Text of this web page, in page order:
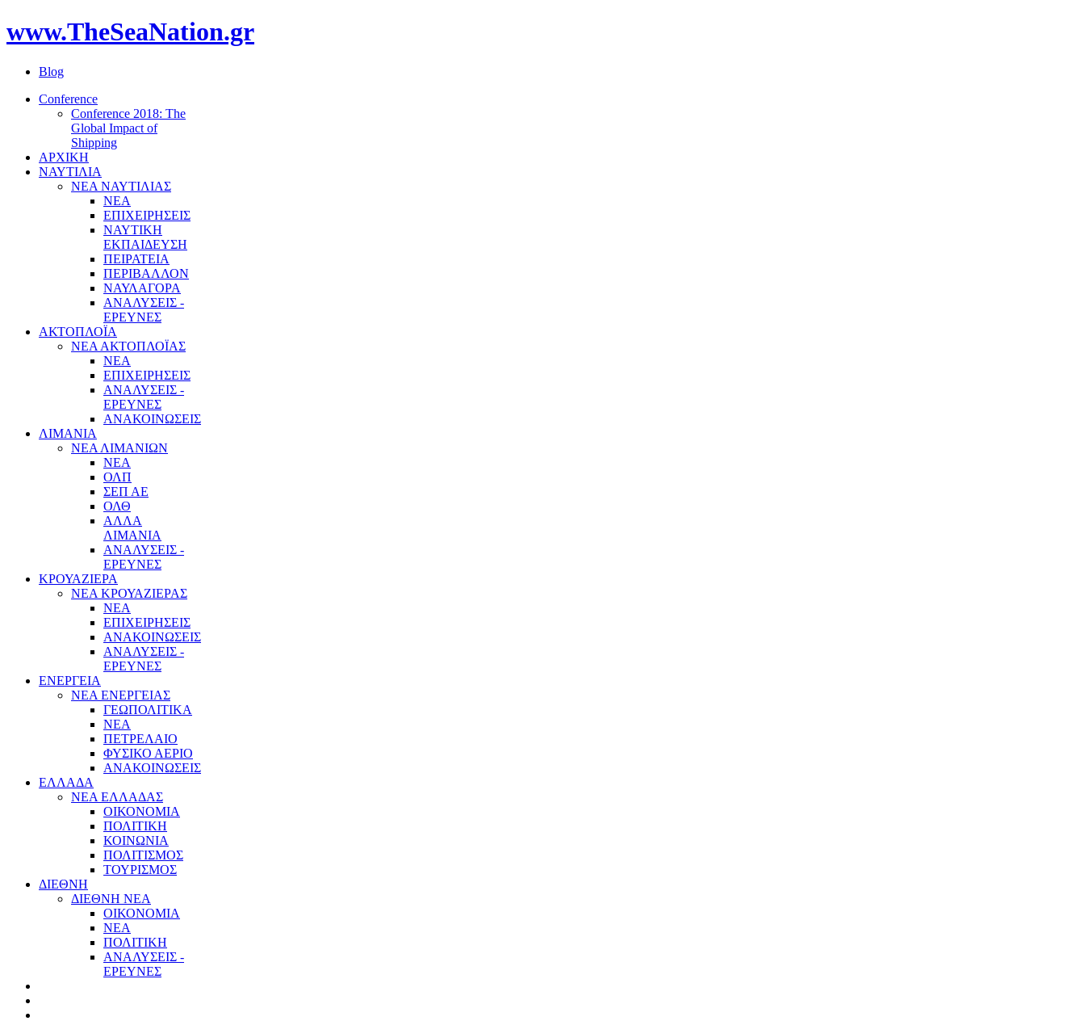
www.TheSeaNation.gr
Blog
Conference
Conference 2018: The
Global Impact of
Shipping
ΑΡΧΙΚΗ
ΝΑΥΤΙΛΙΑ
ΝΕΑ ΝΑΥΤΙΛΙΑΣ
ΝΕΑ
ΕΠΙΧΕΙΡΗΣΕΙΣ
ΝΑΥΤΙΚΗ
ΕΚΠΑΙΔΕΥΣΗ
ΠΕΙΡΑΤΕΙΑ
ΠΕΡΙΒΑΛΛΟΝ
ΝΑΥΛΑΓΟΡΑ
ΑΝΑΛΥΣΕΙΣ -
ΕΡΕΥΝΕΣ
ΑΚΤΟΠΛΟΪΑ
ΝΕΑ ΑΚΤΟΠΛΟΪΑΣ
ΝΕΑ
ΕΠΙΧΕΙΡΗΣΕΙΣ
ΑΝΑΛΥΣΕΙΣ -
ΕΡΕΥΝΕΣ
ΑΝΑΚΟΙΝΩΣΕΙΣ
ΛΙΜΑΝΙΑ
ΝΕΑ ΛΙΜΑΝΙΩΝ
ΝΕΑ
ΟΛΠ
ΣΕΠ ΑΕ
ΟΛΘ
ΑΛΛΑ
ΛΙΜΑΝΙΑ
ΑΝΑΛΥΣΕΙΣ -
ΕΡΕΥΝΕΣ
ΚΡΟΥΑΖΙΕΡΑ
ΝΕΑ ΚΡΟΥΑΖΙΕΡΑΣ
NEA
ΕΠΙΧΕΙΡΗΣΕΙΣ
ΑΝΑΚΟΙΝΩΣΕΙΣ
ΑΝΑΛΥΣΕΙΣ -
ΕΡΕΥΝΕΣ
ΕΝΕΡΓΕΙΑ
ΝΕΑ ΕΝΕΡΓΕΙΑΣ
ΓΕΩΠΟΛΙΤΙΚΑ
ΝΕΑ
ΠΕΤΡΕΛΑΙΟ
ΦΥΣΙΚΟ ΑΕΡΙΟ
ΑΝΑΚΟΙΝΩΣΕΙΣ
ΕΛΛΑΔΑ
ΝΕΑ ΕΛΛΑΔΑΣ
ΟΙΚΟΝΟΜΙΑ
ΠΟΛΙΤΙΚΗ
ΚΟΙΝΩΝΙΑ
ΠΟΛΙΤΙΣΜΟΣ
ΤΟΥΡΙΣΜΟΣ
ΔΙΕΘΝΗ
ΔΙΕΘΝΗ ΝΕΑ
ΟΙΚΟΝΟΜΙΑ
ΝΕΑ
ΠΟΛΙΤΙΚΗ
ΑΝΑΛΥΣΕΙΣ -
ΕΡΕΥΝΕΣ